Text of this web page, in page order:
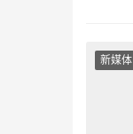
新媒体